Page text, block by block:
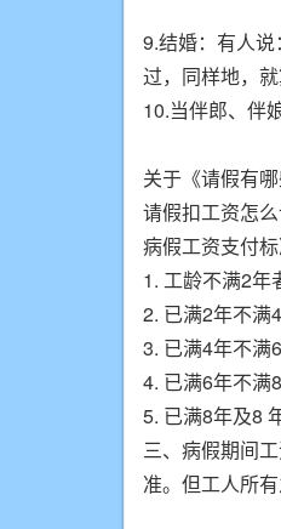
9.结婚：有人
过，同样地，
10.当伴郎、伴
关于《请假有
请假扣工资怎
病假工资支付
1. 工龄不满2年
2. 已满2年不满
3. 已满4年不满
4. 已满6年不满
5. 已满8年及8
三、病假期间
准。但工人所